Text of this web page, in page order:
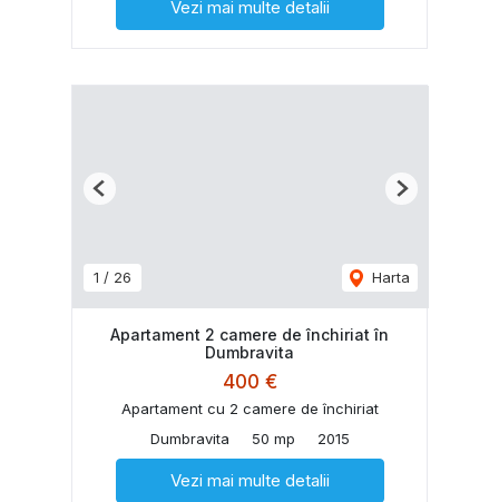
Vezi mai multe detalii
1 / 26 Harta
Previous Next
Apartament 2 camere de închiriat în
Dumbravita
400 €
Apartament cu 2 camere de închiriat
Dumbravita
50 mp 2015
Vezi mai multe detalii